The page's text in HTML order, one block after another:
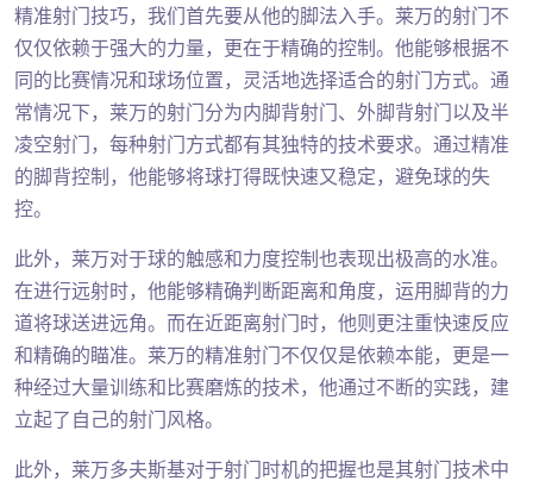
精准射门技巧，我们首先要从他的脚法入手。莱万的射门不
仅仅依赖于强大的力量，更在于精确的控制。他能够根据不
同的比赛情况和球场位置，灵活地选择适合的射门方式。通
常情况下，莱万的射门分为内脚背射门、外脚背射门以及半
凌空射门，每种射门方式都有其独特的技术要求。通过精准
的脚背控制，他能够将球打得既快速又稳定，避免球的失
控。
此外，莱万对于球的触感和力度控制也表现出极高的水准。
在进行远射时，他能够精确判断距离和角度，运用脚背的力
道将球送进远角。而在近距离射门时，他则更注重快速反应
和精确的瞄准。莱万的精准射门不仅仅是依赖本能，更是一
种经过大量训练和比赛磨炼的技术，他通过不断的实践，建
立起了自己的射门风格。
此外，莱万多夫斯基对于射门时机的把握也是其射门技术中